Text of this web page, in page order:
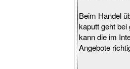
Beim Handel
kaputt geht
kann die im
Angebote